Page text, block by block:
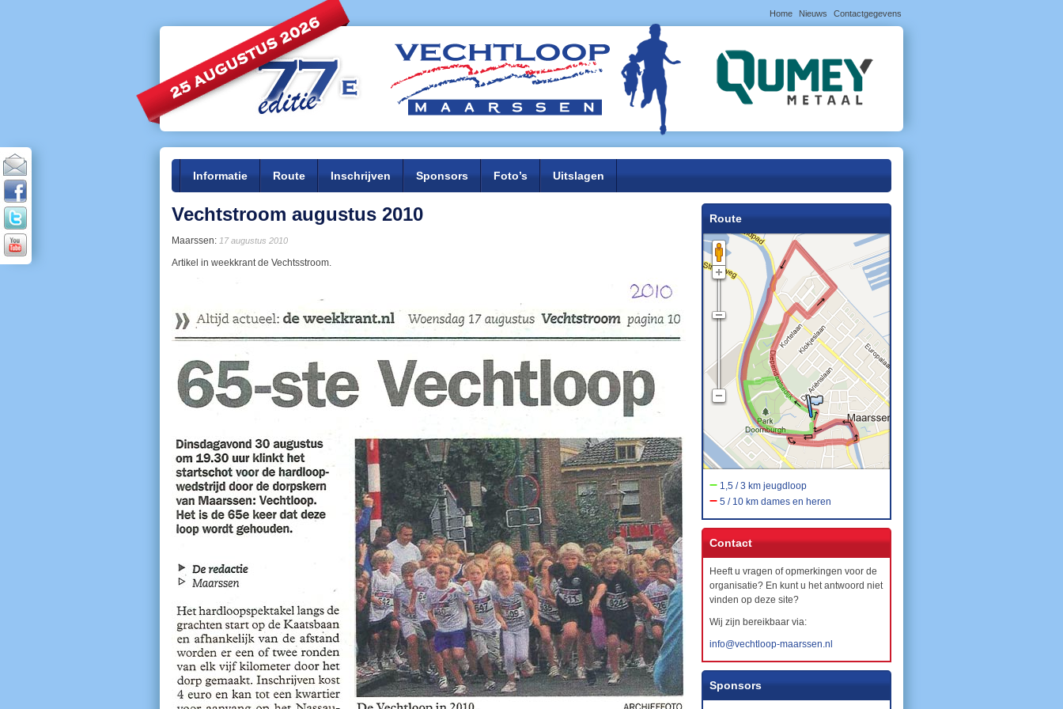
Home Nieuws Contactgegevens
Informatie Route Inschrijven Sponsors Foto’s Uitslagen
Vechtstroom augustus 2010
Maarssen: 17 augustus 2010
Artikel in weekkrant de Vechtsstroom.
Route
– 1,5 / 3 km jeugdloop
– 5 / 10 km dames en heren
Contact
Heeft u vragen of opmerkingen voor de
organisatie? En kunt u het antwoord niet
vinden op deze site?
Wij zijn bereikbaar via:
info@vechtloop-maarssen.nl
Sponsors